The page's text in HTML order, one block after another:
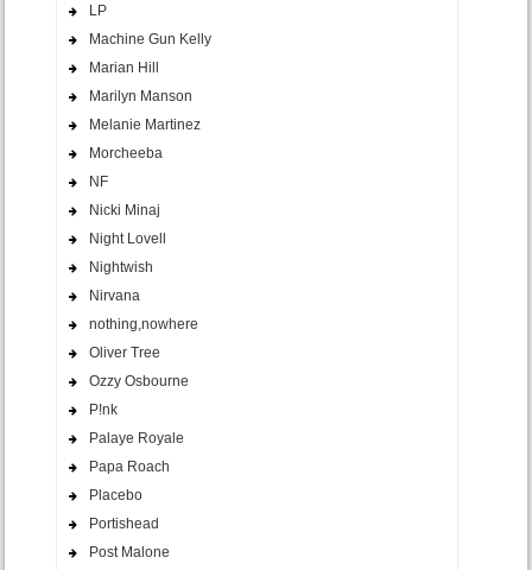
LP
Machine Gun Kelly
Marian Hill
Marilyn Manson
Melanie Martinez
Morcheeba
NF
Nicki Minaj
Night Lovell
Nightwish
Nirvana
nothing,nowhere
Oliver Tree
Ozzy Osbourne
P!nk
Palaye Royale
Papa Roach
Placebo
Portishead
Post Malone